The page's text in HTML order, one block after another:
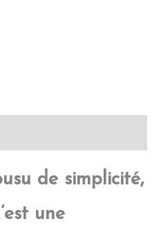
de simplicité,
une